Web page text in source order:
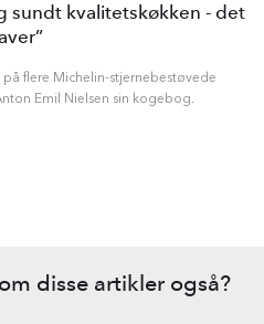
sundt kvalitetskøkken - det
flere Michelin-stjernebestøvede
Emil Nielsen sin kogebog.
disse artikler også?